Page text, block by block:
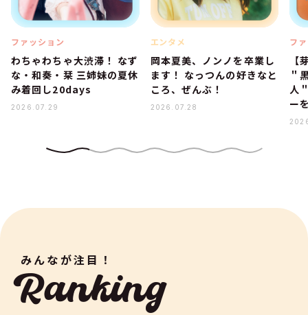
ファッション
わちゃわちゃ大渋滞！ なず
な・和奏・栞 三姉妹の夏休
み着回し20days
2026.07.29
エンタメ
岡本夏美、ノンノを卒業し
ます！ なっつんの好きなと
ころ、ぜんぶ！
2026.07.28
フ
【
＂
人
ー
みんなが注目！
Ranking